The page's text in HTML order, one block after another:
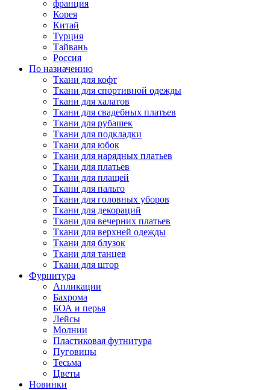
франция
Корея
Китай
Турция
Тайвань
Россия
По назначению
Ткани для кофт
Ткани для спортивной одежды
Ткани для халатов
Ткани для свадебных платьев
Ткани для рубашек
Ткани для подкладки
Ткани для юбок
Ткани для нарядных платьев
Ткани для платьев
Ткани для плащей
Ткани для пальто
Ткани для головных уборов
Ткани для декораций
Ткани для вечерних платьев
Ткани для верхней одежды
Ткани для блузок
Ткани для танцев
Ткани для штор
Фурнитура
Апликации
Бахрома
БОА и перья
Лейсы
Молнии
Пластиковая футнитура
Пуговицы
Тесьма
Цветы
Новинки